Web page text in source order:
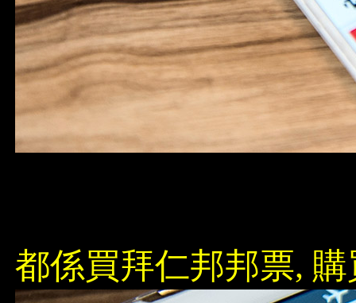
都係買拜仁邦邦票,